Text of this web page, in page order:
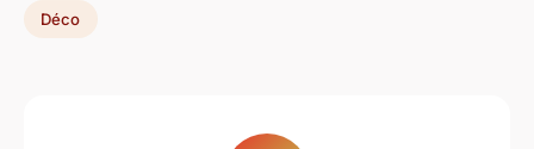
Déco